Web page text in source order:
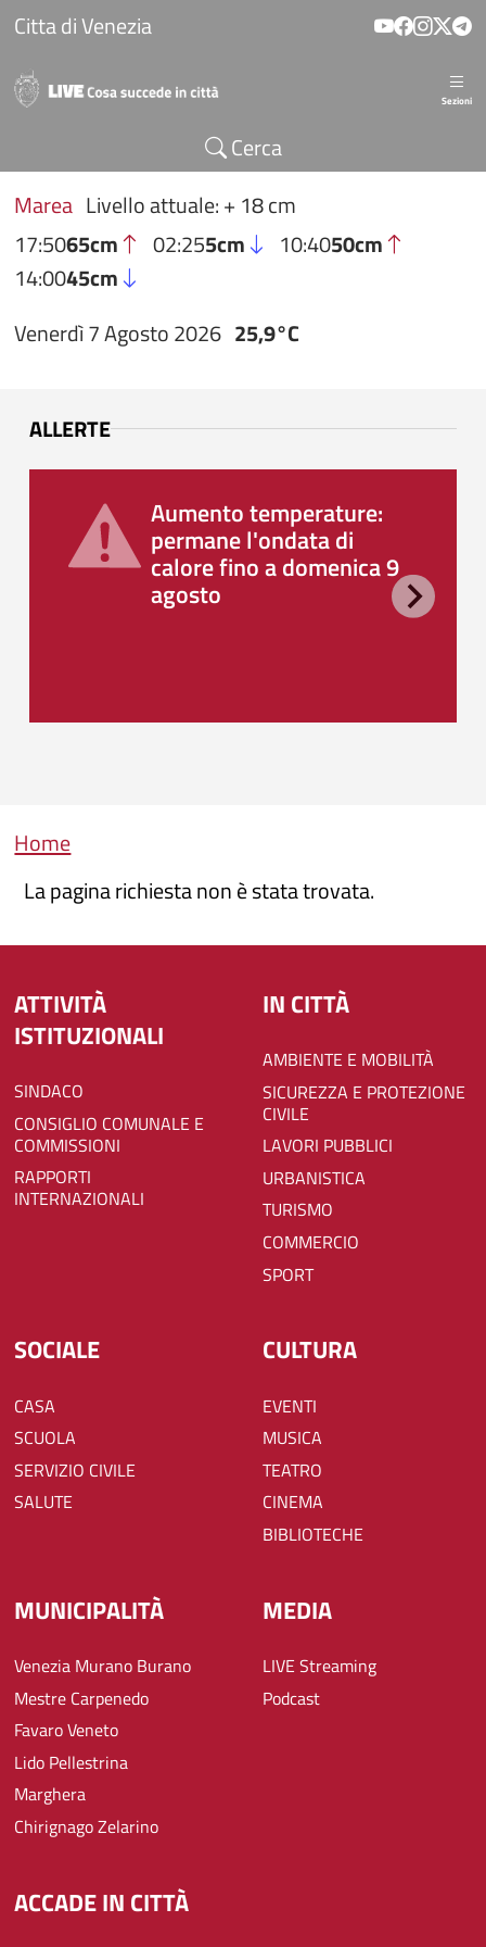
Salta al contenuto principale
Citta di Venezia
Sezioni
Cerca
Marea Livello attuale: + 18 cm
17:5065cm 02:255cm 10:4050cm
14:0045cm
Venerdì 7 Agosto 2026 25,9°C
ALLERTE
Aumento temperature:
permane l'ondata di
calore fino a domenica 9
agosto
Briciole di pane
Home
La pagina richiesta non è stata trovata.
ATTIVITÀ
ISTITUZIONALI
SINDACO
CONSIGLIO COMUNALE E
COMMISSIONI
RAPPORTI
INTERNAZIONALI
IN CITTÀ
AMBIENTE E MOBILITÀ
SICUREZZA E PROTEZIONE
CIVILE
LAVORI PUBBLICI
URBANISTICA
TURISMO
COMMERCIO
SPORT
SOCIALE
CASA
SCUOLA
SERVIZIO CIVILE
SALUTE
CULTURA
EVENTI
MUSICA
TEATRO
CINEMA
BIBLIOTECHE
MUNICIPALITÀ
Venezia Murano Burano
Mestre Carpenedo
Favaro Veneto
Lido Pellestrina
Marghera
Chirignago Zelarino
MEDIA
LIVE Streaming
Podcast
ACCADE IN CITTÀ